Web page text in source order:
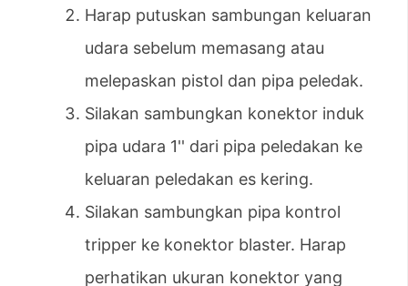
Harap putuskan sambungan keluaran
udara sebelum memasang atau
melepaskan pistol dan pipa peledak.
Silakan sambungkan konektor induk
pipa udara 1'' dari pipa peledakan ke
keluaran peledakan es kering.
Silakan sambungkan pipa kontrol
tripper ke konektor blaster. Harap
perhatikan ukuran konektor yang